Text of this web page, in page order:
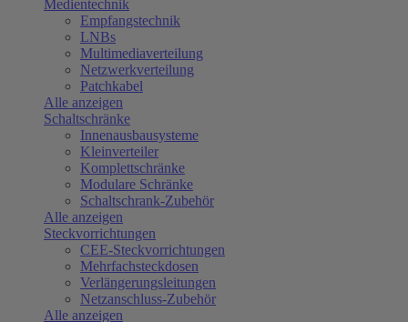
Medientechnik
Empfangstechnik
LNBs
Multimediaverteilung
Netzwerkverteilung
Patchkabel
Alle anzeigen
Schaltschränke
Innenausbausysteme
Kleinverteiler
Komplettschränke
Modulare Schränke
Schaltschrank-Zubehör
Alle anzeigen
Steckvorrichtungen
CEE-Steckvorrichtungen
Mehrfachsteckdosen
Verlängerungsleitungen
Netzanschluss-Zubehör
Alle anzeigen